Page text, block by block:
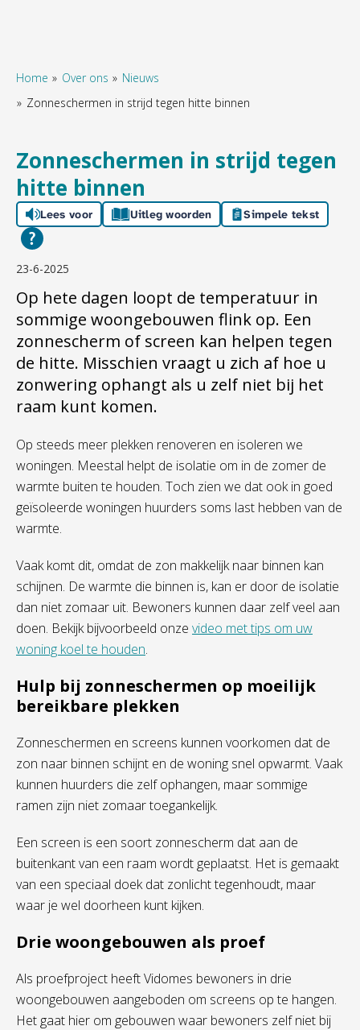
Home Over ons
Nieuws
Zonneschermen in strijd tegen hitte binnen
Zonneschermen in strijd tegen
hitte binnen
Lees voor Uitleg woorden Simpele tekst
23-6-2025
Op hete dagen loopt de temperatuur in
sommige woongebouwen flink op. Een
zonnescherm of screen kan helpen tegen
de hitte. Misschien vraagt u zich af hoe u
zonwering ophangt als u zelf niet bij het
raam kunt komen.
Op steeds meer plekken renoveren en isoleren we
woningen. Meestal helpt de isolatie om in de zomer de
warmte buiten te houden. Toch zien we dat ook in goed
geïsoleerde woningen huurders soms last hebben van de
warmte.
Vaak komt dit, omdat de zon makkelijk naar binnen kan
schijnen. De warmte die binnen is, kan er door de isolatie
dan niet zomaar uit. Bewoners kunnen daar zelfveel aan
doen. Bekijk bijvoorbeeld onze video mettips om uw
woning koel te houden.
Hulp bij zonneschermen op moeilijk
bereikbare plekken
Zonneschermen en screens kunnen voorkomen dat de
zon naar binnen schijnt en de woning snel opwarmt. Vaak
kunnen huurders die zelf ophangen, maar sommige
ramen zijn niet zomaartoegankelijk.
Een screen is een soort zonnescherm dat aan de
buitenkant van een raam wordt geplaatst. Het is gemaakt
van een speciaal doek dat zonlicht tegenhoudt, maar
waar je wel doorheen kunt kijken.
Drie woongebouwen als proef
Als proefproject heeftVidomes bewoners in drie
woongebouwen aangeboden om screens op te hangen.
Het gaat hier om gebouwen waar bewoners zelf niet bij